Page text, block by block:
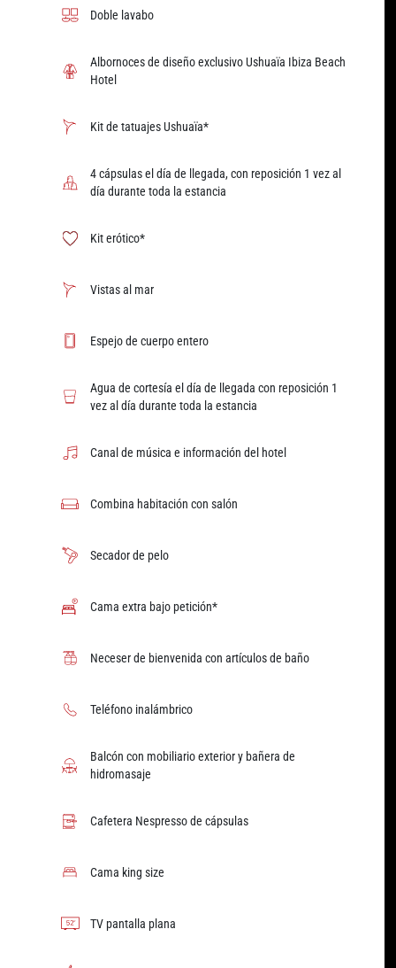
Doble lavabo
Albornoces de diseño exclusivo Ushuaïa Ibiza Beach
Hotel
Kit de tatuajes Ushuaïa*
4 cápsulas el día de llegada, con reposición 1 vez al
día durante toda la estancia
Kit erótico*
Vistas al mar
Espejo de cuerpo entero
Agua de cortesía el día de llegada con reposición 1
vez al día durante toda la estancia
Canal de música e información del hotel
Combina habitación con salón
Secador de pelo
Cama extra bajo petición*
Neceser de bienvenida con artículos de baño
Teléfono inalámbrico
Balcón con mobiliario exterior y bañera de
hidromasaje
Cafetera Nespresso de cápsulas
Cama king size
TV pantalla plana